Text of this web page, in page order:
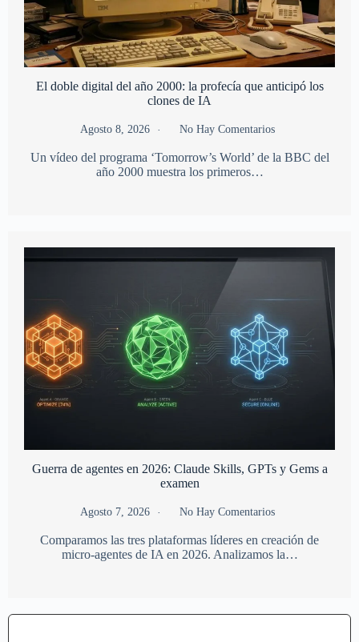
El doble digital del año 2000: la profecía que anticipó los
clones de IA
Agosto 8, 2026 No Hay Comentarios
Un vídeo del programa ‘Tomorrow’s World’ de la BBC del
año 2000 muestra los primeros…
Guerra de agentes en 2026: Claude Skills, GPTs y Gems a
examen
Agosto 7, 2026 No Hay Comentarios
Comparamos las tres plataformas líderes en creación de
micro-agentes de IA en 2026. Analizamos la…